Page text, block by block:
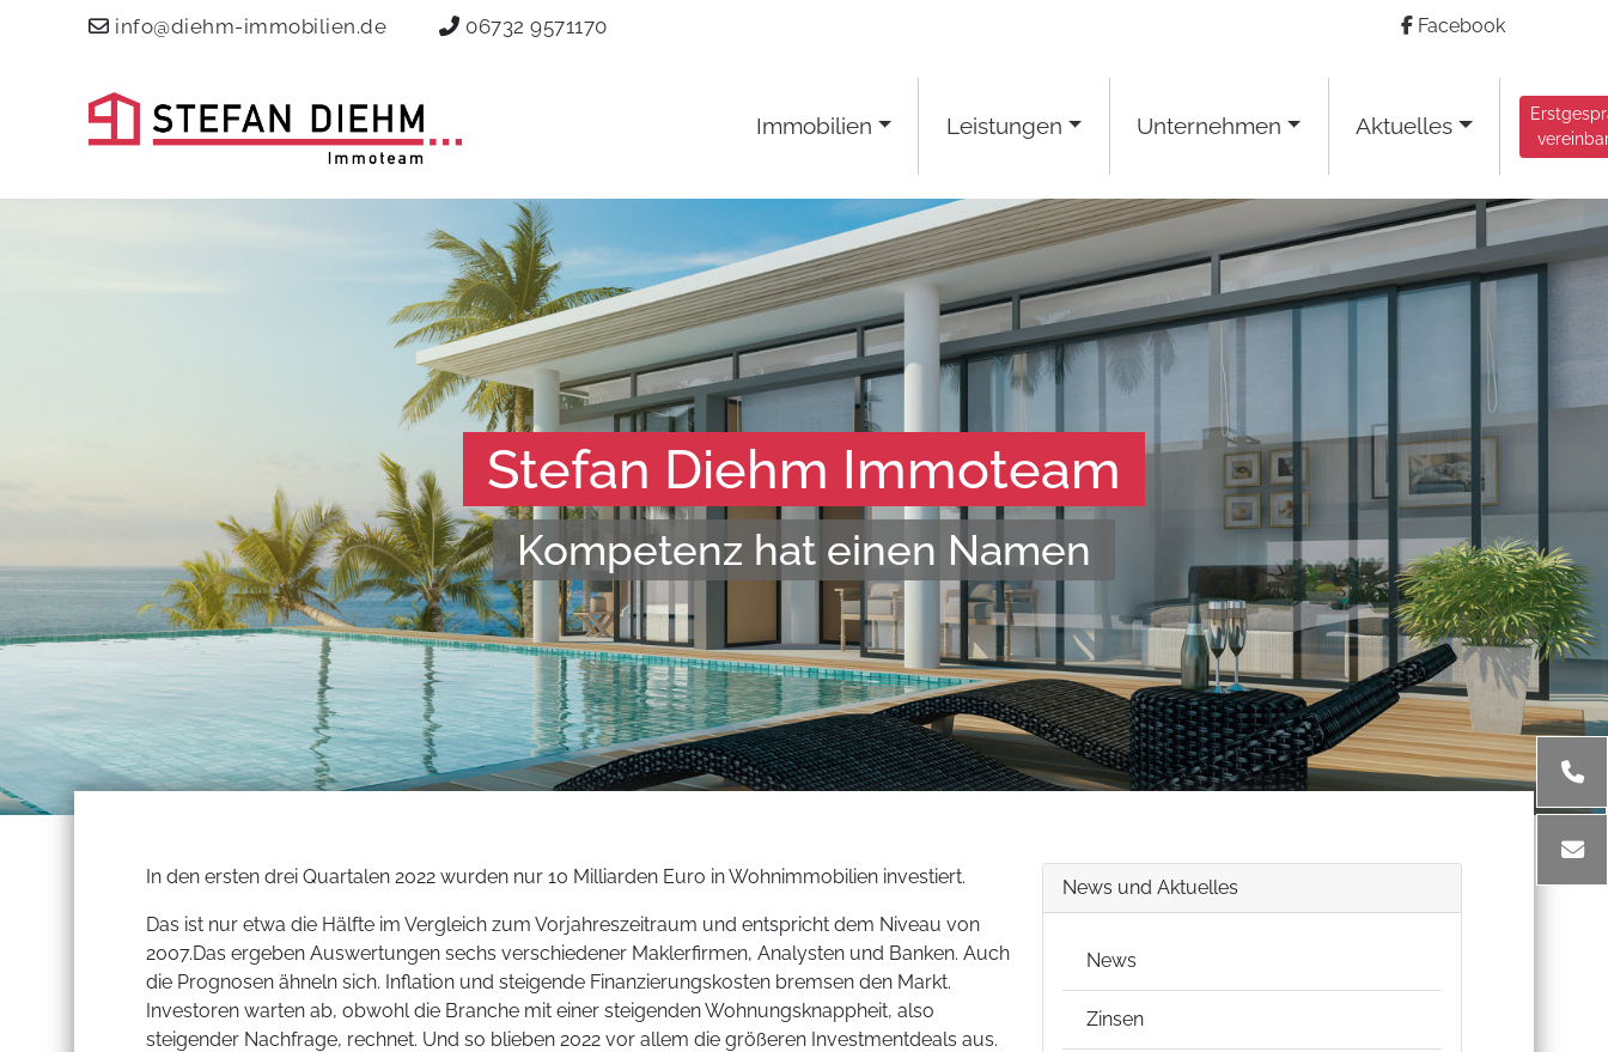
info@diehm-immobilien.de 06732 9571170 Facebook
Immobilien Leistungen Unternehmen Aktuelles
Stefan Diehm Immoteam
Kompetenz hat einen Namen
In den ersten drei Quartalen 2022 wurden nur 10 Milliarden Euro in Wohnimmobilien investiert.
Das ist nur etwa die Hälfte im Vergleich zum Vorjahreszeitraum und entspricht dem Niveau von
2007.Das ergeben Auswertungen sechs verschiedener Maklerfirmen, Analysten und Banken. Auch
die Prognosen ähneln sich. Inflation und steigende Finanzierungskosten bremsen den Markt.
Investoren warten ab, obwohl die Branche mit einer steigenden Wohnungsknappheit, also
steigender Nachfrage, rechnet. Und so blieben 2022 vor allem die größeren Investmentdeals aus.
News und Aktuelles
News
Zinsen